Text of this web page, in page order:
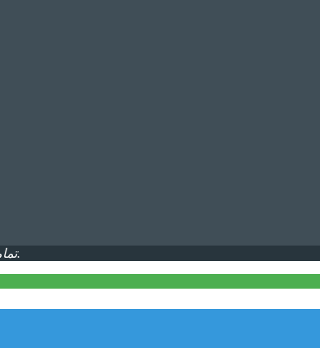
© تمامی حقوق مطالب برای این سایت محفوظ است.